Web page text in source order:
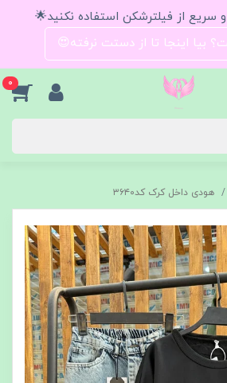
و سریع از فیلترشکن استفاده نکنید🌟
بیا اینجا تا از دستت نرفته😍
0
هودی داخل کرک کد۳۶۴۰